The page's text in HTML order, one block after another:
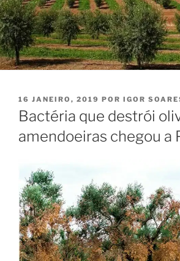
PUBLICADO
EM
16 JANEIRO, 2019 POR IGOR
Bactéria que destrói
amendoeiras chegou a